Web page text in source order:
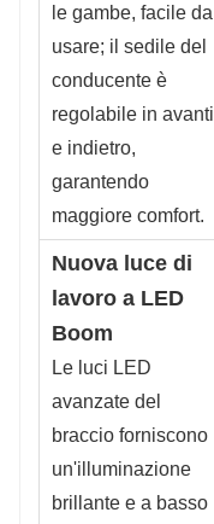
le gambe, facile da
usare; il sedile del
conducente è
regolabile in avanti
e indietro,
garantendo
maggiore comfort.
Nuova luce di
lavoro a LED
Boom
Le luci LED
avanzate del
braccio forniscono
un'illuminazione
brillante e a basso